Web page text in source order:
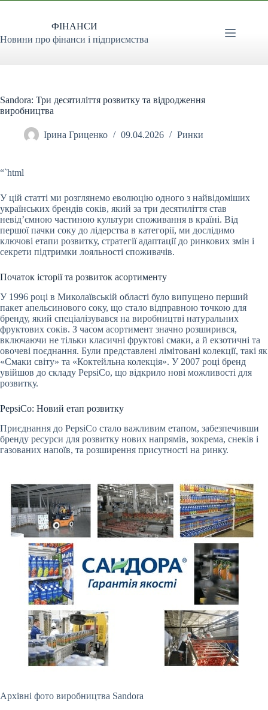
Перейти
ФІНАНСИ
Новини про фінанси і підприємства
Sandora: Три десятиліття розвитку та відродження
виробництва
Ірина Гриценко 09.04.2026 Ринки
“`html
У цій статті ми розглянемо еволюцію одного з найвідоміших
українських брендів соків, який за три десятиліття став
невід’ємною частиною культури споживання в країні. Від
першої пачки соку до лідерства в категорії, ми дослідимо
ключові етапи розвитку, стратегії адаптації до ринкових змін і
секрети підтримки лояльності споживачів.
Початок історії та розвиток асортименту
У 1996 році в Миколаївській області було випущено перший
пакет апельсинового соку, що стало відправною точкою для
бренду, який спеціалізувався на виробництві натуральних
фруктових соків. З часом асортимент значно розширився,
включаючи не тільки класичні фруктові смаки, а й екзотичні та
овочеві поєднання. Були представлені лімітовані колекції, такі як
«Смаки світу» та «Коктейльна колекція». У 2007 році бренд
увійшов до складу PepsiCo, що відкрило нові можливості для
розвитку.
PepsiCo: Новий етап розвитку
Приєднання до PepsiCo стало важливим етапом, забезпечивши
бренду ресурси для розвитку нових напрямів, зокрема, снеків і
газованих напоїв, та розширення присутності на ринку.
Архівні фото виробництва Sandora